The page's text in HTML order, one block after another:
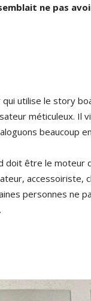
ne pas
utilise le story
méticuleux. Il
beaucoup
doit être le moteur
accessoiriste,
personnes ne